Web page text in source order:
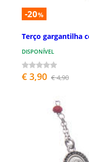
-20%
Terço gargantilha
DISPONÍVEL
€ 3,90 € 4,90